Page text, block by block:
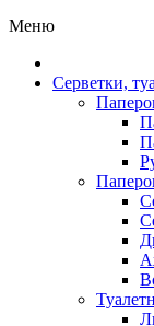
Меню
Серветки,